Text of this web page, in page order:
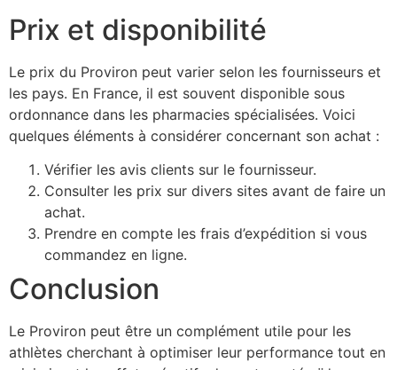
Prix et disponibilité
Le prix du Proviron peut varier selon les fournisseurs et
les pays. En France, il est souvent disponible sous
ordonnance dans les pharmacies spécialisées. Voici
quelques éléments à considérer concernant son achat :
Vérifier les avis clients sur le fournisseur.
Consulter les prix sur divers sites avant de faire un
achat.
Prendre en compte les frais d’expédition si vous
commandez en ligne.
Conclusion
Le Proviron peut être un complément utile pour les
athlètes cherchant à optimiser leur performance tout en